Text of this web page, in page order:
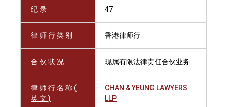
纪 录 47
律 师 行 类 别 香港律师行
合 伙 状 况 现属有限法律责任合伙业务
律 师 行 名 称 (
英 文 )
CHAN & YEUNG LAWYERS
LLP